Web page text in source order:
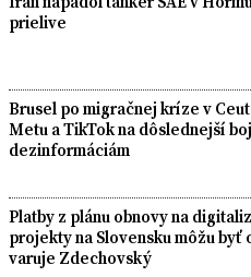
prielive
Brusel po migračnej kríze v
Metu a TikTok na dôslednejší
dezinformáciám
Platby z plánu obnovy na
projekty na Slovensku môžu byť
varuje Zdechovský